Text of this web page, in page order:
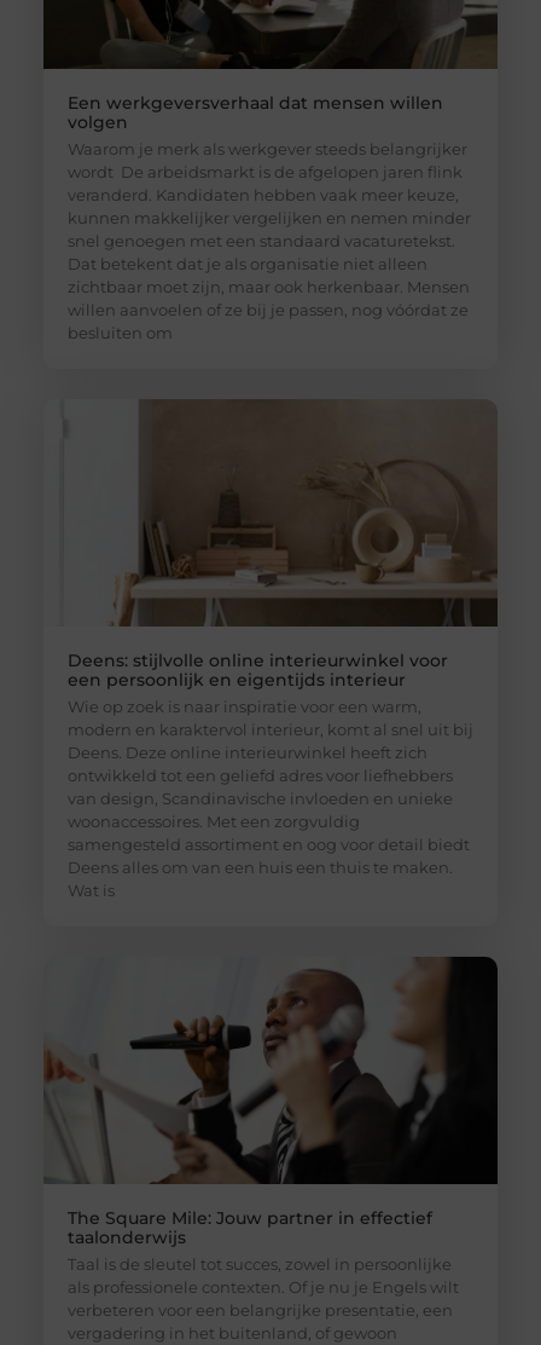
Een werkgeversverhaal dat mensen willen
volgen
Waarom je merk als werkgever steeds belangrijker
wordt De arbeidsmarkt is de afgelopen jaren flink
veranderd. Kandidaten hebben vaak meer keuze,
kunnen makkelijker vergelijken en nemen minder
snel genoegen met een standaard vacaturetekst.
Dat betekent dat je als organisatie niet alleen
zichtbaar moet zijn, maar ook herkenbaar. Mensen
willen aanvoelen of ze bij je passen, nog vóórdat ze
besluiten om
Deens: stijlvolle online interieurwinkel voor
een persoonlijk en eigentijds interieur
Wie op zoek is naar inspiratie voor een warm,
modern en karaktervol interieur, komt al snel uit bij
Deens. Deze online interieurwinkel heeft zich
ontwikkeld tot een geliefd adres voor liefhebbers
van design, Scandinavische invloeden en unieke
woonaccessoires. Met een zorgvuldig
samengesteld assortiment en oog voor detail biedt
Deens alles om van een huis een thuis te maken.
Wat is
The Square Mile: Jouw partner in effectief
taalonderwijs
Taal is de sleutel tot succes, zowel in persoonlijke
als professionele contexten. Of je nu je Engels wilt
verbeteren voor een belangrijke presentatie, een
vergadering in het buitenland, of gewoon